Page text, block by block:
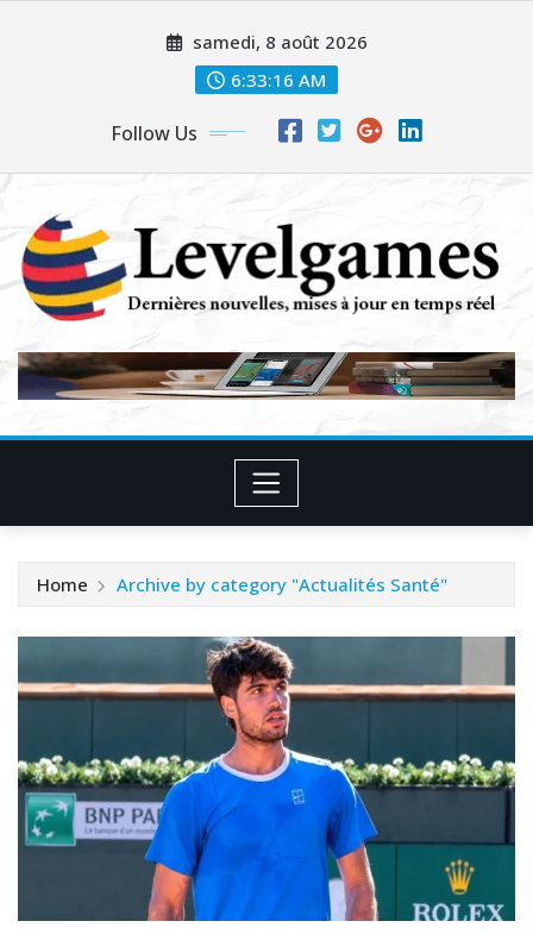
samedi, 8 août 2026
6:33:17 AM
Follow Us
Home Archive by category "Actualités Santé"